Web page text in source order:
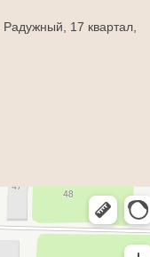
17 квартал,